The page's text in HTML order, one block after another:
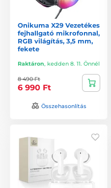
Onikuma X29 Vezetékes
fejhallgató mikrofonnal,
RGB világítás, 3,5 mm,
fekete
Raktáron, kedden 8. 11. Önnél
8 490 Ft
6 990 Ft
Összehasonlítás